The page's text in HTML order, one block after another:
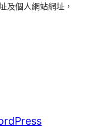
及個人網站網址，